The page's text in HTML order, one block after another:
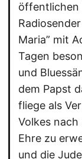
öffentlichen
Maria” mit
Tagen
und
dem Papst
fliege als
Volkes
Ehre zu
und die